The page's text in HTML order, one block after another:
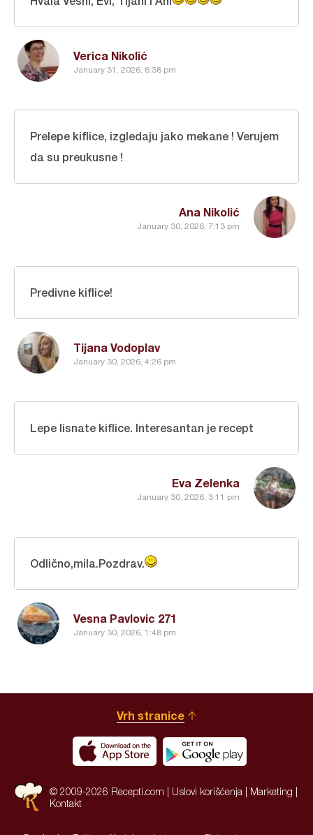
Verica Nikolić
January 31, 2026, 6:38 pm
Ana Nikolić
January 30, 2026, 7:13 pm
Prelepe kiflice, izgledaju jako mekane ! Verujem
da su preukusne !
Tijana Vodoplav
January 30, 2026, 4:26 pm
Predivne kiflice!
Eva Zelenka
January 30, 2026, 3:11 pm
Lepe lisnate kiflice. Interesantan je recept
Vesna Pavlovic 271
January 30, 2026, 1:48 pm
Odlično,mila.Pozdrav.
Vrh stranice
© 2009-2026 Recepti.com | Uslovi korišćenja Marketing
Kontakt